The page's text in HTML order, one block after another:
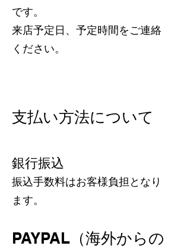
です。
来店予定日、予定時間をご連絡
ください。
支払い方法について
銀行振込
振込手数料はお客様負担となり
ます。
PAYPAL（海外からの